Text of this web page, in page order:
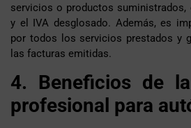
servicios o productos
y el IVA desglosado. Además, es
por todos los servicios prestados y
las facturas emitidas.
4. Beneficios de
profesional para